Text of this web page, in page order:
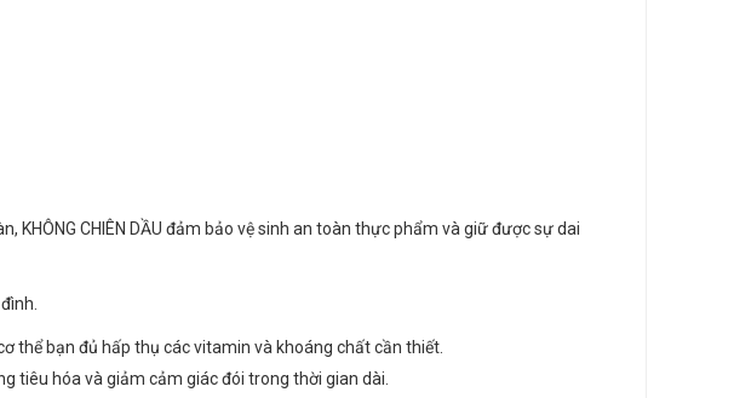
CHIÊN DẦU đảm bảo vệ sinh an toàn thực phẩm và giữ được sự dai
thể bạn đủ hấp thụ các vitamin và khoáng chất cần thiết.
tiêu hóa và giảm cảm giác đói trong thời gian dài.